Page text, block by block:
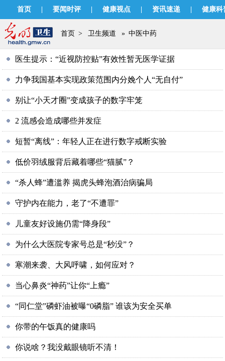
首页 要闻时评 健康视点 资讯速递 健康科
首页 > 卫生频道 » 中医中药
医生提示：“近视防控贴”有效性暂无医学证据
力争我国基本实现政策范围内分娩个人“无自付”
别让“小天才圈”变成孩子的数字牢笼
2 流感会造成哪些并发症
短暂“离线”：年轻人正在进行数字戒断实验
低价羽绒服背后藏着哪些“猫腻”？
“杀人蜂”遭滥养 揭虎头蜂泡酒治病骗局
守护内在能力，老了“不遭罪”
儿童友好设施仍需“降身段”
为什么大医院专家号总是“秒没”？
寒潮来袭、大风呼啸，如何应对？
当心鼻炎“神药”让你“上瘾”
“同仁堂”磷虾油被曝“0磷脂” 谁该为安全买单
你带的午饭真的健康吗
你说啥？我没戴眼镜听不清！